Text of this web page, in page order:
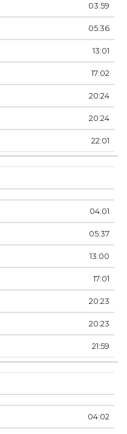
03:59
05:36
13:01
17:02
20:24
20:24
22:01
04:01
05:37
13:00
17:01
20:23
20:23
21:59
04:02